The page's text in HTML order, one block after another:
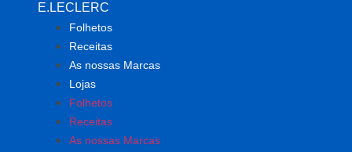
E.LECLERC
Folhetos
Receitas
As nossas Marcas
Lojas
Folhetos
Receitas
As nossas Marcas